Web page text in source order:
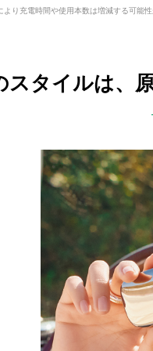
り充電時間や使用本数は増減する可能性
スタイルは、